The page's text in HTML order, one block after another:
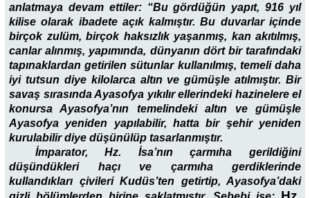
anlatmaya devam ettiler: “Bu gördüğün yapıt, 916 yıl
kilise olarak ibadete açık kalmıştır. Bu duvarlar içinde
birçok zulüm, birçok haksızlık yaşanmış, kan akıtılmış,
canlar alınmış, yapımında, dünyanın dört bir tarafındaki
tapınaklardan getirilen sütunlar kullanılmış, temeli daha
iyi tutsun diye kilolarca altın ve gümüşle atılmıştır. Bir
savaş sırasında Ayasofya yıkılır ellerindeki hazinelere el
konursa Ayasofya’nın temelindeki altın ve gümüşle
Ayasofya yeniden yapılabilir, hatta bir şehir yeniden
kurulabilir diye düşünülüp tasarlanmıştır.
İmparator, Hz. İsa’nın çarmıha gerildiğini
düşündükleri haçı ve çarmıha gerdiklerinde
kullandıkları çivileri Kudüs’ten getirtip, Ayasofya’daki